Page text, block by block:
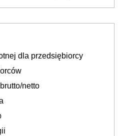
dla przedsiębiorcy
netto